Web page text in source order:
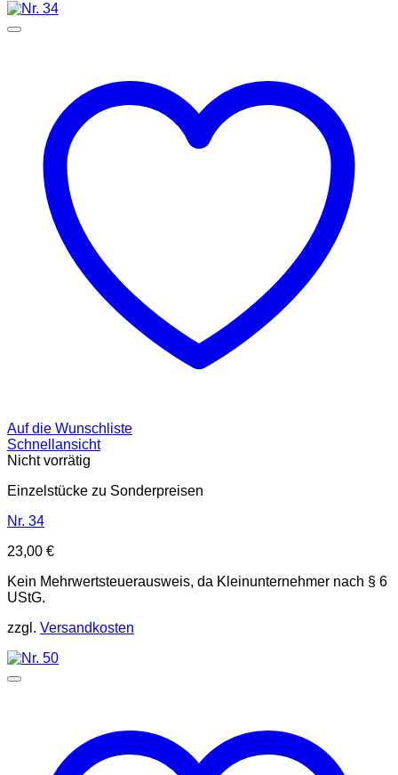
Auf die Wunschliste
Schnellansicht
Nicht vorrätig
Einzelstücke zu Sonderpreisen
Nr. 34
23,00 €
Kein Mehrwertsteuerausweis, da Kleinunternehmer nach § 6
UStG.
zzgl. Versandkosten